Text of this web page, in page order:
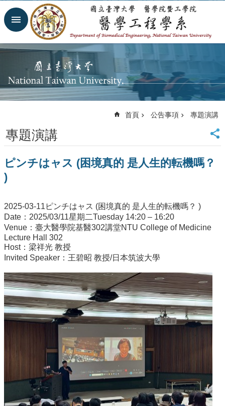
跳到主要內容區塊
進
搜
首
頁
覽
大
大
醫
院
醫
學
院
工
學
院
聯
絡
信
English
首頁 公告事項 專題演講
專題演講
ピンチはャス (困境真的 是人生的転機嗎？
)
2025-03-11ピンチはャス (困境真的 是人生的転機嗎？ )
Date：2025/03/11星期二Tuesday 14:20 – 16:20
Venue：臺大醫學院基醫302講堂NTU College of Medicine
Lecture Hall 302
Host：梁祥光 教授
Invited Speaker：王碧昭 教授/日本筑波大學